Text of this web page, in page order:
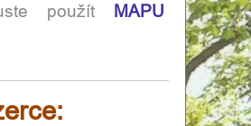
použít MAPU